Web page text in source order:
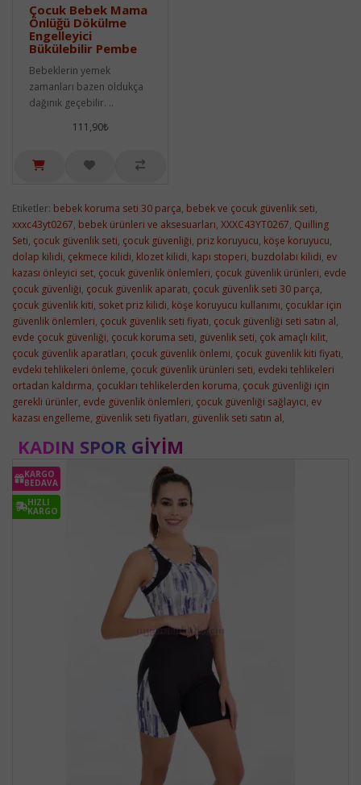
Çocuk Bebek Mama
Önlüğü Dökülme
Engelleyici
Bükülebilir Pembe
Bebeklerin yemek
zamanları bazen oldukça
dağınık geçebilir. ..
111,90₺
Etiketler: bebek koruma seti 30 parça, bebek ve çocuk güvenlik seti,
xxxc43yt0267, bebek ürünleri ve aksesuarları, XXXC43YT0267, Quilling
Seti, çocuk güvenlik seti, çocuk güvenliği, priz koruyucu, köşe koruyucu,
dolap kilidi, çekmece kilidi, klozet kilidi, kapı stoperi, buzdolabı kilidi, ev
kazası önleyici set, çocuk güvenlik önlemleri, çocuk güvenlik ürünleri, evde
çocuk güvenliği, çocuk güvenlik aparatı, çocuk güvenlik seti 30 parça,
çocuk güvenlik kiti, soket priz kilidi, köşe koruyucu kullanımı, çocuklar için
güvenlik önlemleri, çocuk güvenlik seti fiyatı, çocuk güvenliği seti satın al,
evde çocuk güvenliği, çocuk koruma seti, güvenlik seti, çok amaçlı kilit,
çocuk güvenlik aparatları, çocuk güvenlik önlemi, çocuk güvenlik kiti fiyatı,
evdeki tehlikeleri önleme, çocuk güvenlik ürünleri seti, evdeki tehlikeleri
ortadan kaldırma, çocukları tehlikelerden koruma, çocuk güvenliği için
gerekli ürünler, evde güvenlik önlemleri, çocuk güvenliği sağlayıcı, ev
kazası engelleme, güvenlik seti fiyatları, güvenlik seti satın al,
KADIN SPOR GIYIM
KARGO
BEDAVA
HIZLI
KARGO